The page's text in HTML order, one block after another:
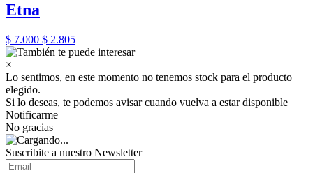
Etna
$ 7.000 $ 2.805
×
Lo sentimos, en este momento no tenemos stock para el producto
elegido.
Si lo deseas, te podemos avisar cuando vuelva a estar disponible
Notificarme
No gracias
Suscribite a nuestro Newsletter